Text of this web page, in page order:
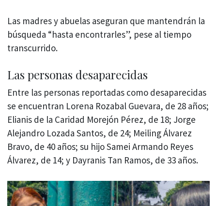
Las madres y abuelas aseguran que mantendrán la
búsqueda “hasta encontrarles”, pese al tiempo
transcurrido.
Las personas desaparecidas
Entre las personas reportadas como desaparecidas
se encuentran Lorena Rozabal Guevara, de 28 años;
Elianis de la Caridad Morejón Pérez, de 18; Jorge
Alejandro Lozada Santos, de 24; Meiling Álvarez
Bravo, de 40 años; su hijo Samei Armando Reyes
Álvarez, de 14; y Dayranis Tan Ramos, de 33 años.